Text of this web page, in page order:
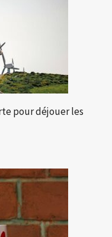
pour déjouer les